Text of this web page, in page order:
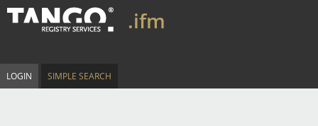
.ifm
LOGIN SIMPLE SEARCH